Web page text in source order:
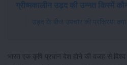
ग्रीष्मकालीन उड़द की उन्नत किस्में
उड़द के बीज उपचार की प्रक्रिया
भारत एक कृषि प्रधान देश होने की वजह से विश्व